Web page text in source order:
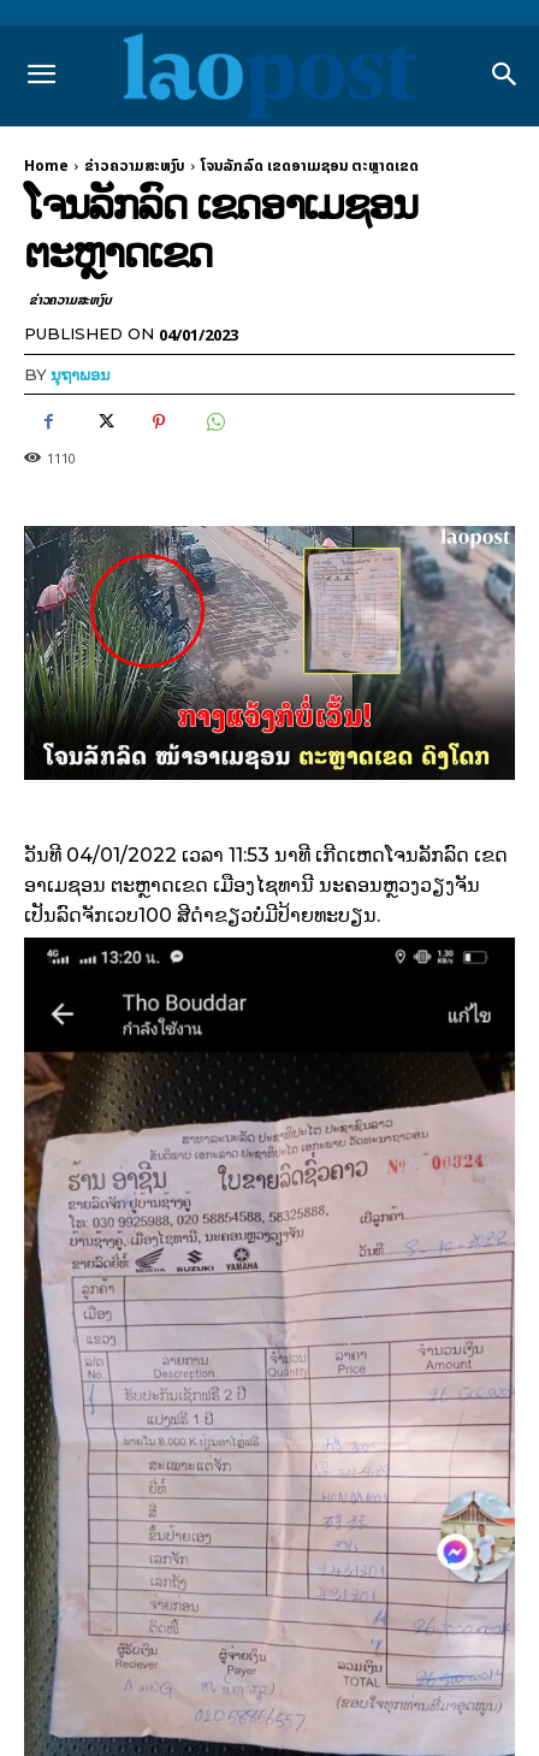
Home ຂ່າວຄວາມສະຫງົບ ໂຈນລັກລົດ ເຂດອາເມຊອນ ຕະຫຼາດເຂດ
ໂຈນລັກລົດ ເຂດອາເມຊອນ
ຕະຫຼາດເຂດ
ຂ່າວຄວາມສະຫງົບ
PUBLISHED ON 04/01/2023
BYນຸຖາພອນ
1110
ວັນທີ 04/01/2022 ເວລາ 11:53 ນາທີ ເກີດເຫດໂຈນລັກລົດ ເຂດ
ອາເມຊອນ ຕະຫຼາດເຂດ ເມືອງໄຊທານີ ນະຄອນຫຼວງວຽງຈັນ
ເປັນລົດຈັກເວບ100 ສີດຳຂຽວບໍ່ມີປ້າຍທະບຽນ.